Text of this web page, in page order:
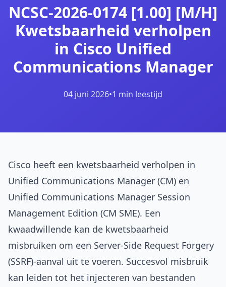
NCSC-2026-0174 [1.00] [M/H]
Kwetsbaarheid verholpen
in Cisco Unified
Communications Manager
04 juni 2026•1 min leestijd
Cisco heeft een kwetsbaarheid verholpen in
Unified Communications Manager (CM) en
Unified Communications Manager Session
Management Edition (CM SME). Een
kwaadwillende kan de kwetsbaarheid
misbruiken om een Server-Side Request Forgery
(SSRF)-aanval uit te voeren. Succesvol misbruik
kan leiden tot het injecteren van bestanden